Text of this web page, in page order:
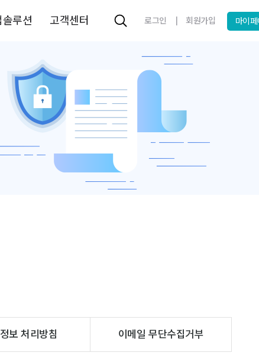
솔루션 고객센터 로그인 | 회원가입 마이
보 처리방침 이메일 무단수집거부